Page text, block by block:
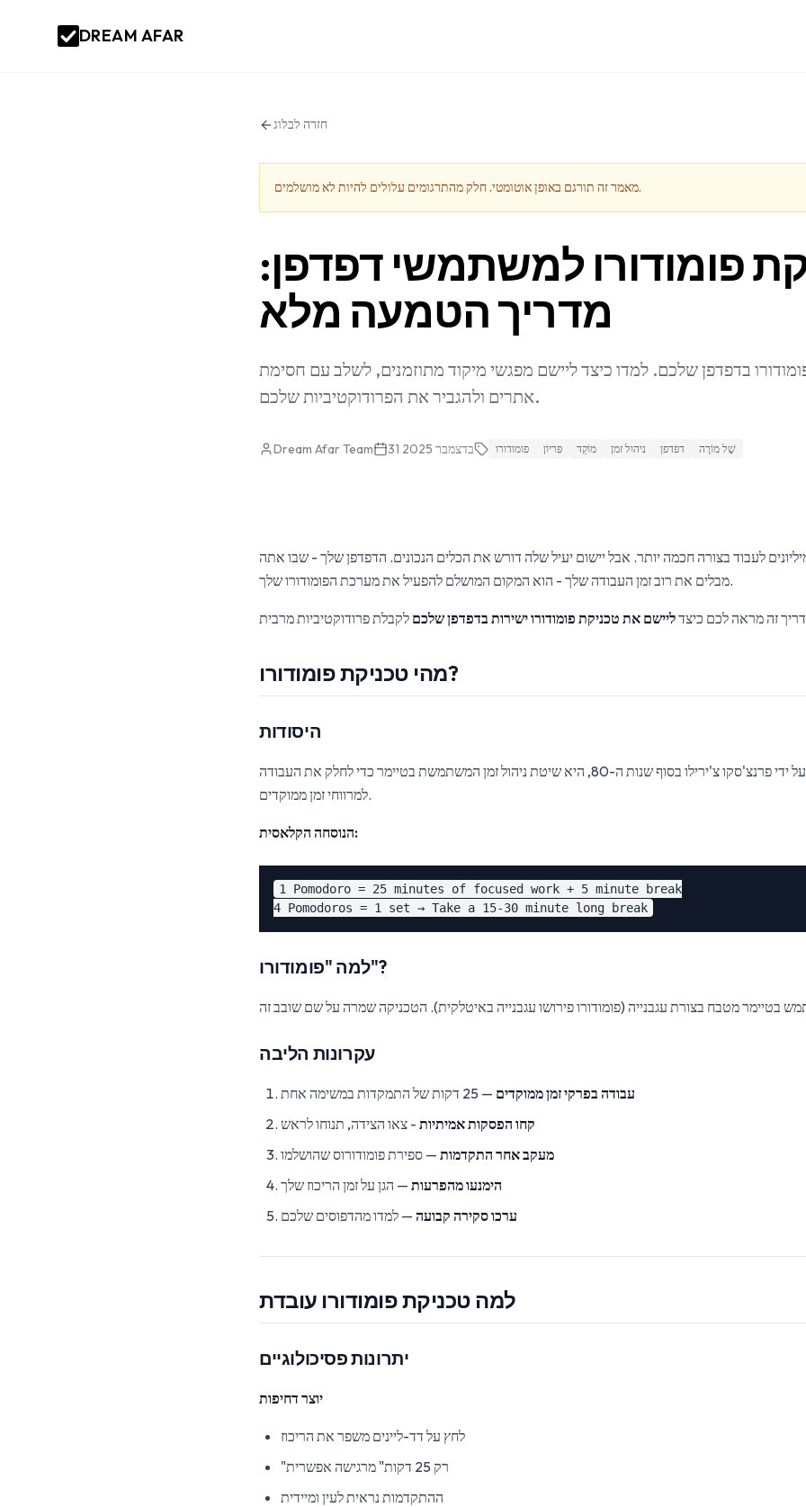
DREAM AFAR
חזרה לבלוג
מאמר זה תורגם באופן אוטומטי. חלק מהתרגומים עלולים להיות לא מושלמים.
פומודורו למשתמשי דפדפן:
מדריך הטמעה מלא
בדפדפן שלכם. למדו כיצד ליישם מפגשי מיקוד מתוזמנים, לשלב עם חסימת
אתרים ולהגביר את הפרודוקטיביות שלכם.
Dream Afar Team 31 בדצמבר 2025 פומודורו פִּריוֹן מוֹקֵד ניהול זמן דפדפן שֶׁל מוֹרֶה
לעבוד בצורה חכמה יותר. אבל יישום יעיל שלה דורש את הכלים הנכונים. הדפדפן שלך - שבו אתה
מבלים את רוב זמן העבודה שלך - הוא המקום המושלם להפעיל את מערכת הפומודורו שלך.
זה מראה לכם כיצדליישם את טכניקת פומודורו ישירות בדפדפן שלכם
מהי טכניקת פומודורו?
היסודות
טכניקת פומודורו, שנוצרה על ידי פרנצ'סקו צ'ירילו בסוף שנות ה-80, היא שיטת ניהול זמן המשתמשת בטיימר כדי לחלק את העבודה
למרווחי זמן ממוקדים.
הנוסחה הקלאסית:
1 Pomodoro = 25 minutes of focused work + 5 minute break
למה "פומודורו"?
עקרונות הליבה
עבודה בפרקי זמן ממוקדים — 25 דקות של התמקדות במשימה אחת
קחו הפסקות אמיתיות - צאו הצידה, תנוחו לראש
מעקב אחר התקדמות — ספירת פומודורוס שהושלמו
הימנעו מהפרעות — הגן על זמן הריכוז שלך
ערכו סקירה קבועה — למדו מהדפוסים שלכם
למה טכניקת פומודורו עובדת
יתרונות פסיכולוגיים
יוצר דחיפות
לחץ על דד-ליינים משפר את הריכוז
"רק 25 דקות" מרגישה אפשרית
ההתקדמות נראית לעין ומיידית